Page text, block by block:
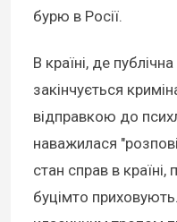
бурю в Росії.
В країні, де
закінчується
відправкою до
наважилася
стан справ в країні,
буцімто